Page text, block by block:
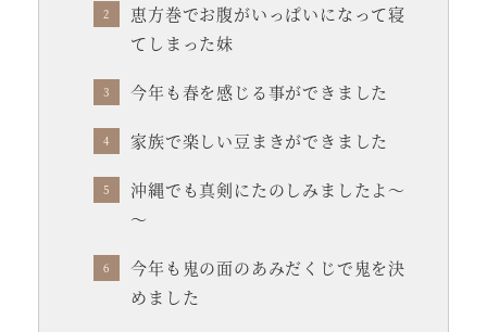
恵方巻でお腹がいっぱいになって寝
てしまった妹
今年も春を感じる事ができました
家族で楽しい豆まきができました
沖縄でも真剣にたのしみましたよ～
～
今年も鬼の面のあみだくじで鬼を決
めました